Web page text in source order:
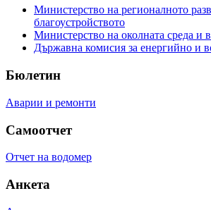
Министерство на регионалното
благоустройството
Министерство на околната среда и
Държавна комисия за енергийно и
Бюлетин
Аварии и ремонти
Самоотчет
Отчет на водомер
Анкета